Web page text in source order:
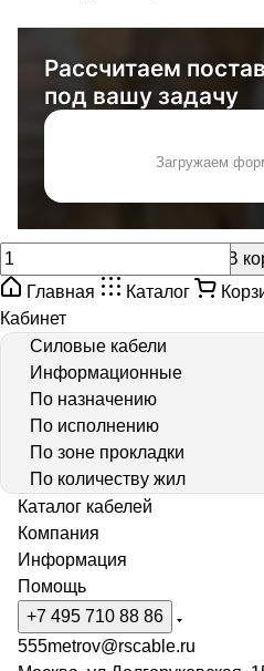
Рассчитаем
под вашу задачу
Загружаем
В
Главная
Каталог
Кабинет
Силовые кабели
Информационные
По назначению
По исполнению
По зоне прокладки
По количеству жил
Каталог кабелей
Компания
Информация
Помощь
+7 495 710 88 86
555metrov@rscable.ru